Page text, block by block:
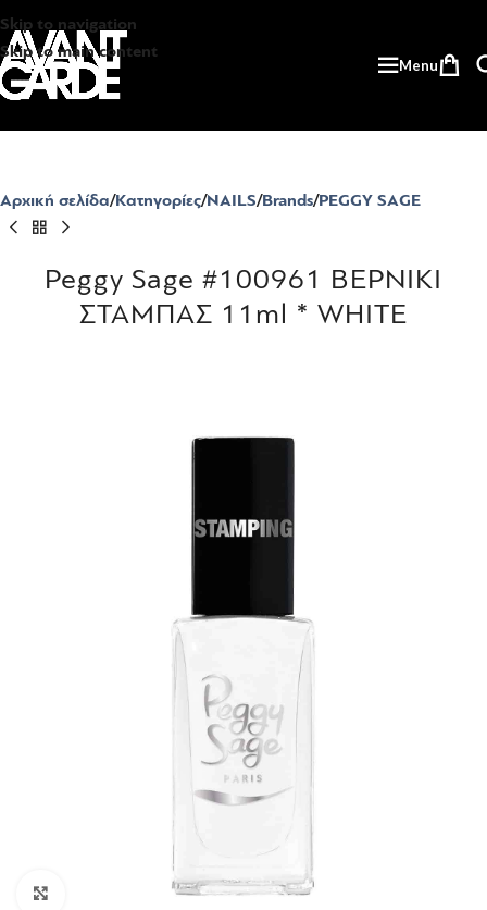
Skip to navigation
Skip to main content
Menu
Αρχική σελίδα Κατηγορίες NAILS Brands PEGGY SAGE
Peggy Sage #100961 ΒΕΡΝΙΚΙ
ΣΤΑΜΠΑΣ 11ml * WHITE